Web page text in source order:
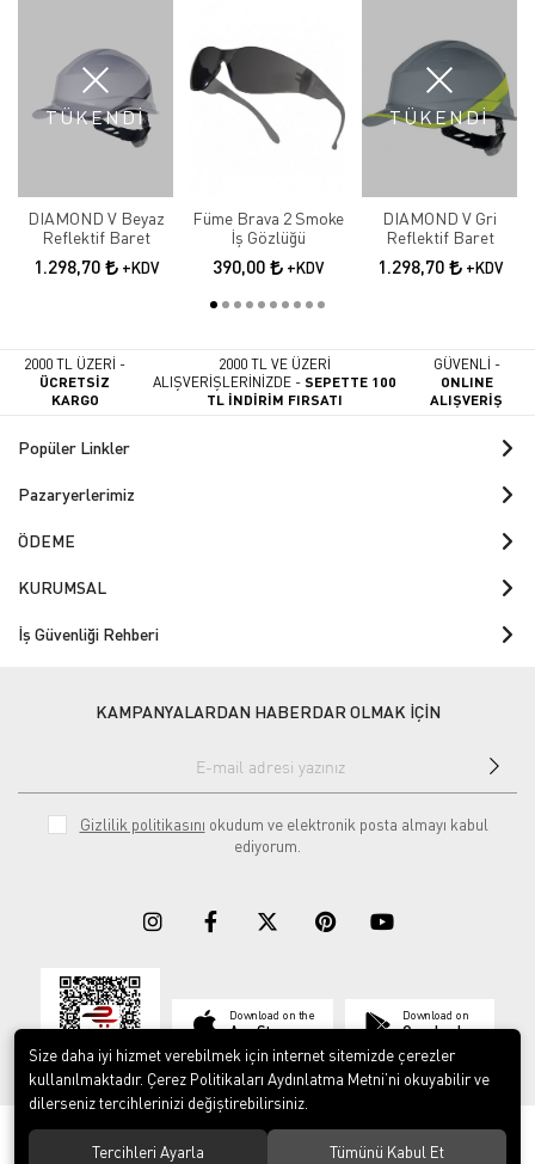
TÜKENDİ
DIAMOND V Beyaz
Reflektif Baret
1.298,70 +KDV
Füme Brava 2 Smoke
İş Gözlüğü
390,00 +KDV
TÜKENDİ
DIAMOND V Gri
Reflektif Baret
1.298,70 +KDV
2000 TL ÜZERİ -
ÜCRETSİZ
KARGO
2000 TL VE ÜZERİ
ALIŞVERİŞLERİNİZDE -SEPETTE 100
TL İNDİRİM FIRSATI
GÜVENLİ -
ONLINE
ALIŞVERİŞ
Popüler Linkler
Pazaryerlerimiz
ÖDEME
KURUMSAL
İş Güvenliği Rehberi
KAMPANYALARDAN HABERDAR OLMAK İÇİN
Gizlilik politikasını okudum ve elektronik posta almayı kabul
ediyorum.
Download on the
App Store
Download on
Google play
© 2023ERY İş Güvenliği Ekipmanları. Tüm hakları saklıdır.
Size daha iyi hizmet verebilmek için internet sitemizde çerezler
kullanılmaktadır. Çerez Politikaları Aydınlatma Metni’ni okuyabilir ve
dilerseniz tercihlerinizi değiştirebilirsiniz.
Tercihleri Ayarla Tümünü Kabul Et